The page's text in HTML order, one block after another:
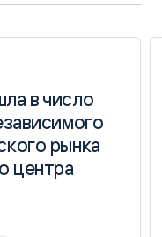
в число
рынка
центра
в число
рынка
центра